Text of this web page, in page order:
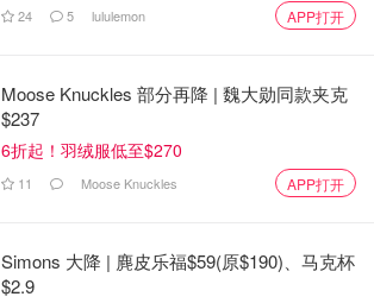
24 5 lululemon APP打开
Moose Knuckles 部分再降 | 魏大勋同款夹克
$237
6折起！羽绒服低至$270
11 Moose Knuckles APP打开
Simons 大降 | 麂皮乐福$59(原$190)、马克杯
$2.9